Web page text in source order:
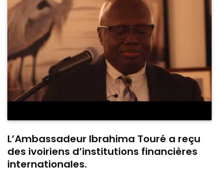
L’Ambassadeur Ibrahima Touré a reçu
des ivoiriens d’institutions financières
internationales.